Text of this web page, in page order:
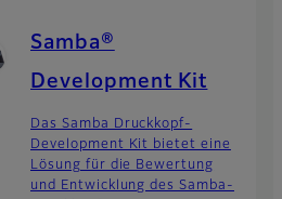
Samba®
Development Kit
Das Samba Druckkopf-
Development Kit bietet eine
Lösung für die Bewertung
und Entwicklung des Samba-